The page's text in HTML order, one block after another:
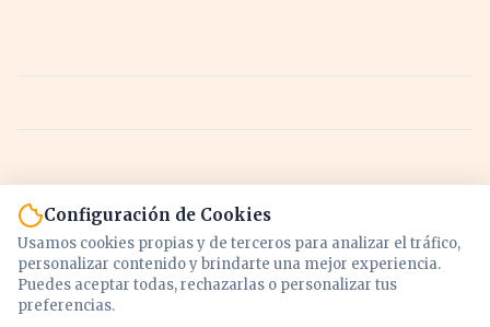
Configuración de Cookies
Usamos cookies propias y de terceros para analizar el tráfico,
personalizar contenido y brindarte una mejor experiencia.
Puedes aceptar todas, rechazarlas o personalizar tus
preferencias.